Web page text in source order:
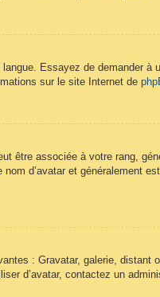
Essayez de demander à
sur le site Internet de
être associée à votre rang,
d’avatar et généralement
: Gravatar, galerie, distant
d’avatar, contactez un